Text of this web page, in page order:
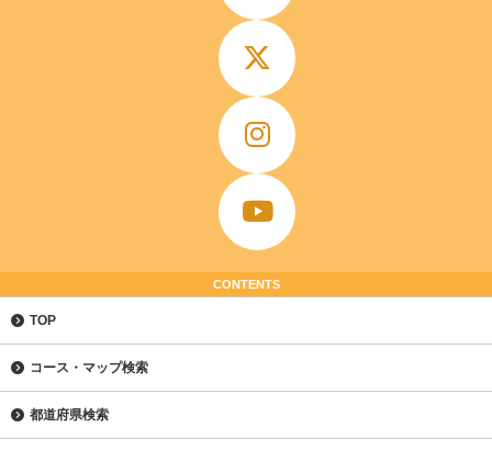
CONTENTS
TOP
コース・マップ検索
都道府県検索